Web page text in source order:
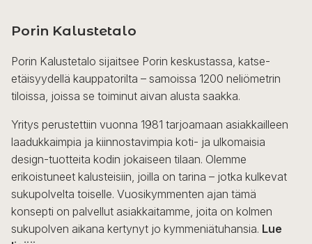
muunnelma.
tehdä
valinnat
tuotteen
sivulla.
Porin Kalustetalo
Porin Kalustetalo sijaitsee Porin keskustassa, katse-
etäisyydellä kauppatorilta – samoissa 1200 neliömetrin
tiloissa, joissa se toiminut aivan alusta saakka.
Yritys perustettiin vuonna 1981 tarjoamaan asiakkailleen
laadukkaimpia ja kiinnostavimpia koti- ja ulkomaisia
design-tuotteita kodin jokaiseen tilaan. Olemme
erikoistuneet kalusteisiin, joilla on tarina – jotka kulkevat
sukupolvelta toiselle. Vuosikymmenten ajan tämä
konsepti on palvellut asiakkaitamme, joita on kolmen
sukupolven aikana kertynyt jo kymmeniätuhansia. Lue